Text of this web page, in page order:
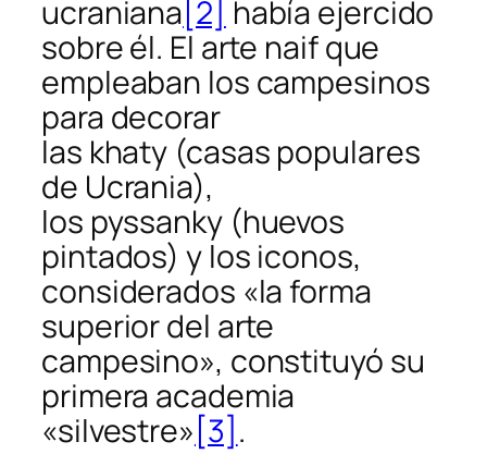
ucraniana[2] había ejercido
sobre él. El arte naif que
empleaban los campesinos
para decorar
las khaty (casas populares
de Ucrania),
los pyssanky(huevos
pintados) y los iconos,
considerados «la forma
superior del arte
campesino», constituyó su
primera academia
«silvestre» [3] .